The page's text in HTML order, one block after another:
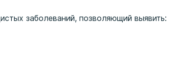
заболеваний, позволяющий выявить: